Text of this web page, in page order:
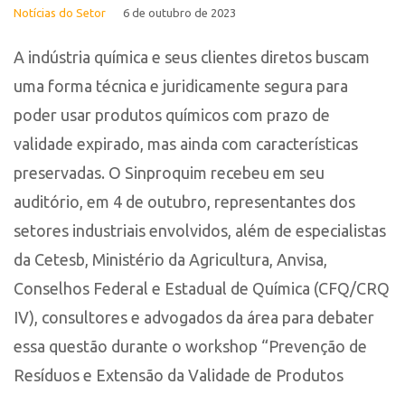
Notícias do Setor 6 de outubro de 2023
A indústria química e seus clientes diretos buscam
uma forma técnica e juridicamente segura para
poder usar produtos químicos com prazo de
validade expirado, mas ainda com características
preservadas. O Sinproquim recebeu em seu
auditório, em 4 de outubro, representantes dos
setores industriais envolvidos, além de especialistas
da Cetesb, Ministério da Agricultura, Anvisa,
Conselhos Federal e Estadual de Química (CFQ/CRQ
IV), consultores e advogados da área para debater
essa questão durante o workshop “Prevenção de
Resíduos e Extensão da Validade de Produtos